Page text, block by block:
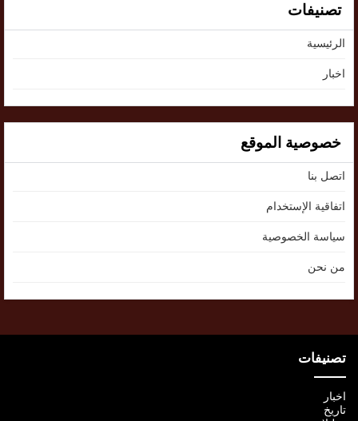
تصنيفات
الرئيسية
اخبار
خصوصية الموقع
اتصل بنا
اتفاقية الإستخدام
سياسة الخصوصية
من نحن
تصنيفات
اخبار
تاريخ